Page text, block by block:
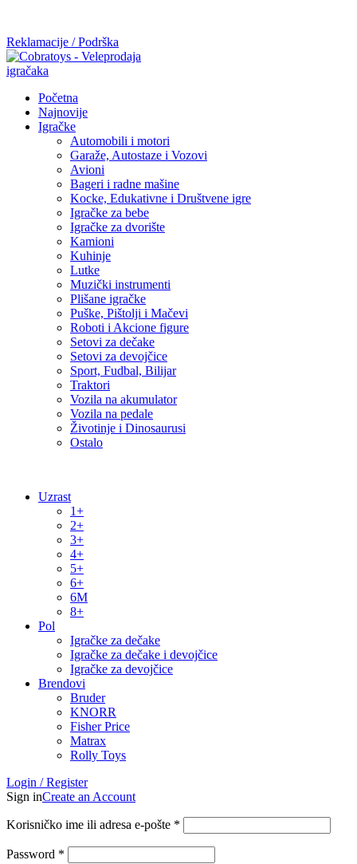
Reklamacije / Podrška
Početna
Najnovije
Igračke
Automobili i motori
Garaže, Autostaze i Vozovi
Avioni
Bageri i radne mašine
Kocke, Edukativne i Društvene igre
Igračke za bebe
Igračke za dvorište
Kamioni
Kuhinje
Lutke
Muzički instrumenti
Plišane igračke
Puške, Pištolji i Mačevi
Roboti i Akcione figure
Setovi za dečake
Setovi za devojčice
Sport, Fudbal, Bilijar
Traktori
Vozila na akumulator
Vozila na pedale
Životinje i Dinosaurusi
Ostalo
Uzrast
1+
2+
3+
4+
5+
6+
6M
8+
Pol
Igračke za dečake
Igračke za dečake i devojčice
Igračke za devojčice
Brendovi
Bruder
KNORR
Fisher Price
Matrax
Rolly Toys
Login / Register
Sign inCreate an Account
Korisničko ime ili adresa e-pošte *
Password *